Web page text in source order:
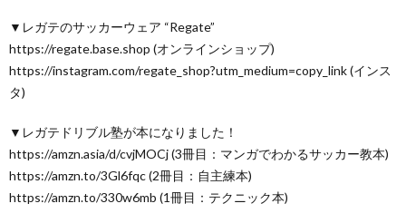
▼レガテのサッカーウェア “Regate”
https://regate.base.shop (オンラインショップ)
https://instagram.com/regate_shop?utm_medium=copy_link (インス
タ)
▼レガテドリブル塾が本になりました！
https://amzn.asia/d/cvjMOCj (3冊目：マンガでわかるサッカー教本)
https://amzn.to/3Gl6fqc (2冊目：自主練本)
https://amzn.to/330w6mb (1冊目：テクニック本)